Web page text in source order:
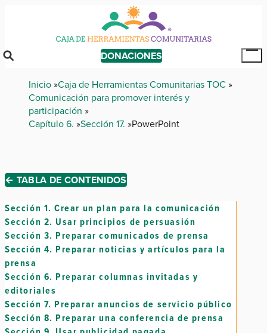
content
DONACIONES
Breadcrumb
Inicio Caja de Herramientas Comunitarias TOC
Comunicación para promover interés y
participación
Capítulo 6. Sección 17. PowerPoint
← TABLA DE CONTENIDOS
Sección 1. Crear un plan para la comunicación
Sección 2. Usar principios de persuasión
Sección 3. Preparar comunicados de prensa
Sección 4. Preparar noticias y artículos para la
prensa
Sección 6. Preparar columnas invitadas y
editoriales
Sección 7. Preparar anuncios de servicio público
Sección 8. Preparar una conferencia de prensa